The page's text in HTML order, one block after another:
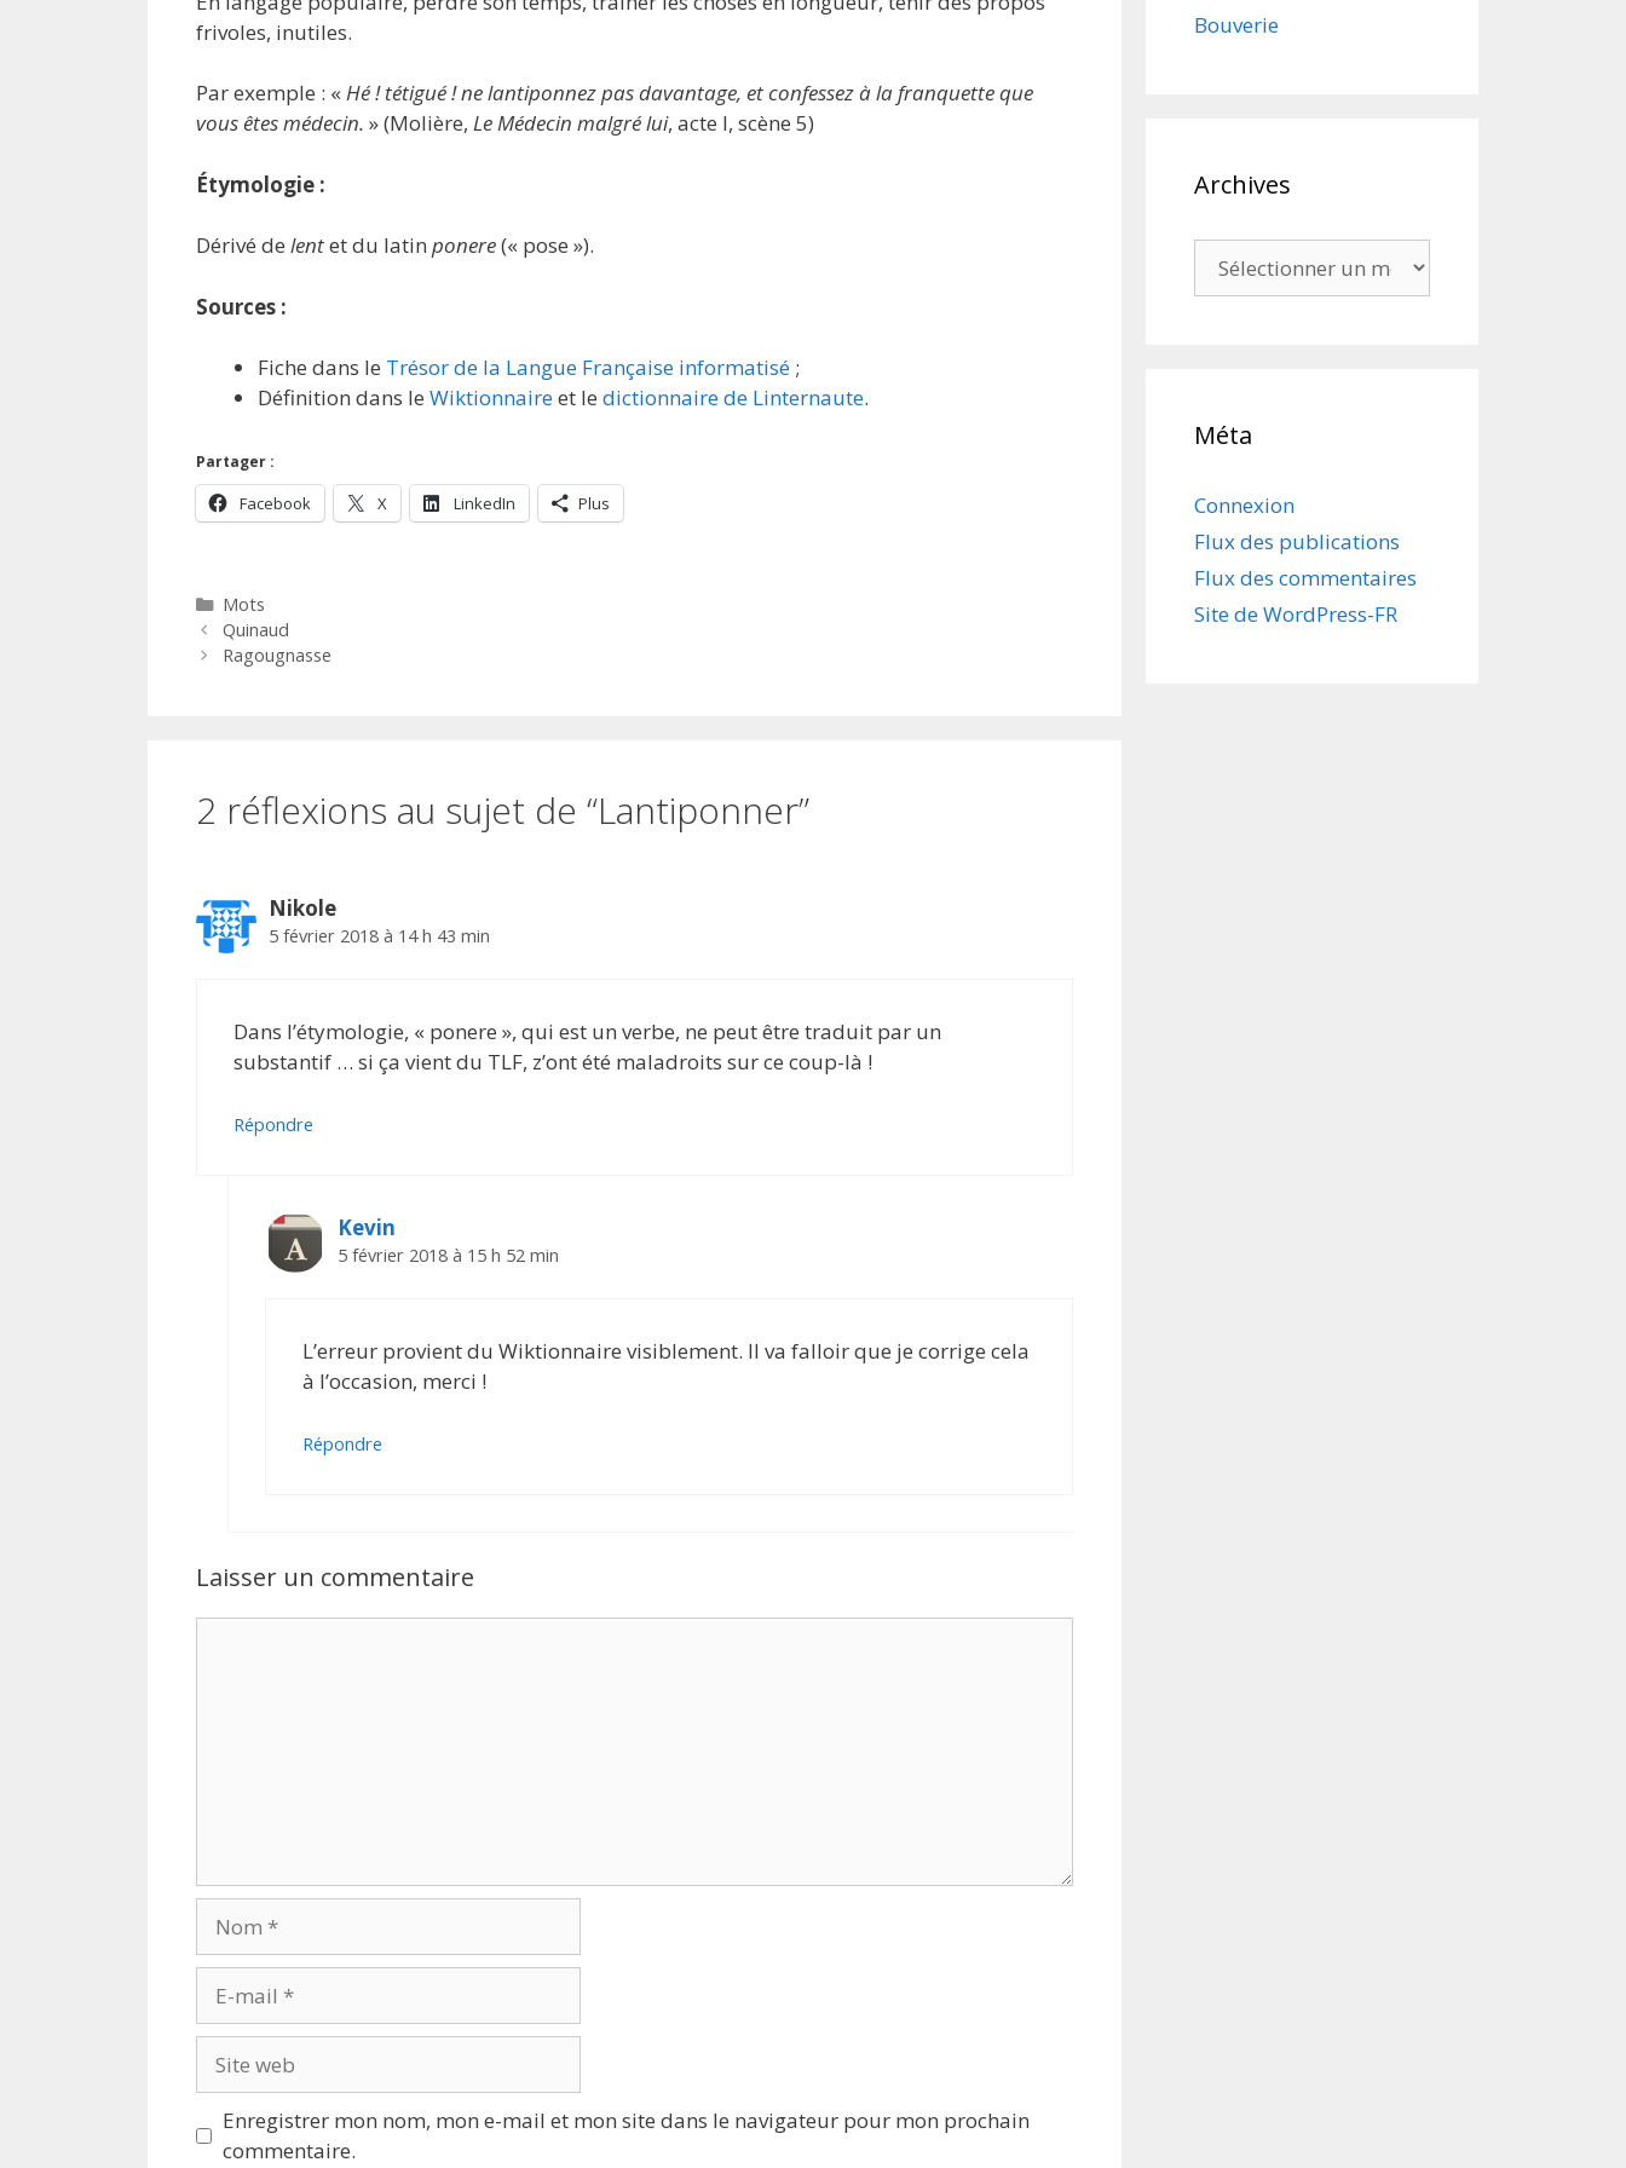
frivoles, inutiles.
Par exemple : « Hé ! tétigué ! ne lantiponnez pas davantage, et confessez à la franquette que
vous êtes médecin. » (Molière, Le Médecin malgré lui, acte I, scène 5)
Étymologie :
Dérivé de lentet du latin ponere(« pose »).
Sources :
Fiche dans le Trésor de la Langue Française informatisé ;
Définition dans le Wiktionnaireet le dictionnaire de Linternaute.
Partager :
Facebook X LinkedIn Plus
Catégories
Mots
Quinaud
Ragougnasse
2 réflexions au sujet de “Lantiponner”
Nikole
5 février 2018 à 14 h 43 min
Dans l’étymologie, « ponere », qui est un verbe, ne peut être traduit par un
substantif … si ça vient du TLF, z’ont été maladroits sur ce coup-là !
Répondre
Kevin
5 février 2018 à 15 h 52 min
L’erreur provient du Wiktionnaire visiblement. Il va falloir que je corrige cela
à l’occasion, merci !
Répondre
Laisser un commentaire
mail
web
Enregistrer mon nom, mon e-mail et mon site dans le navigateur pour mon prochain
commentaire.
Bouverie
Archives
Méta
Connexion
Flux des publications
Flux des commentaires
Site de WordPress-FR